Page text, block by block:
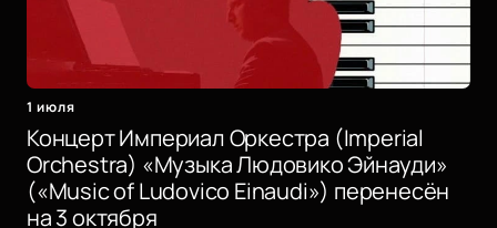
1 июля
Концерт Империал Оркестра (Imperial
Orchestra) «Музыка Людовико Эйнауди»
(«Music of Ludovico Einaudi») перенесён
на 3 октября